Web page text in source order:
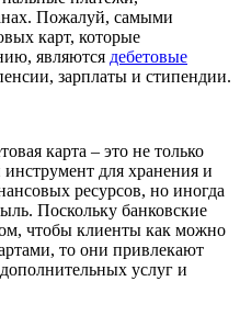
Пожалуй, самыми
карт, которые
являются дебетовые
зарплаты и стипендии.
карта – это не только
для хранения и
ресурсов, но иногда
Поскольку банковские
чтобы клиенты как можно
то они привлекают
услуг и